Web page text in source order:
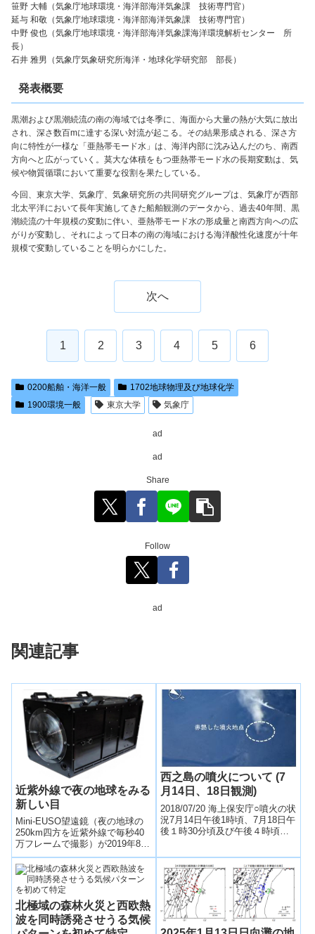
笹野 大輔（気象庁地球環境・海洋部海洋気象課 技術専門官）
延与 和敬（気象庁地球環境・海洋部海洋気象課 技術専門官）
中野 俊也（気象庁地球環境・海洋部海洋気象課海洋環境解析センター 所
長）
石井 雅男（気象庁気象研究所海洋・地球化学研究部 部長）
発表概要
黒潮および黒潮続流の南の海域では冬季に、海面から大量の熱が大気に放出
され、深さ数百mに達する深い対流が起こる。その結果形成される、深さ方
向に特性が一様な「亜熱帯モード水」は、海洋内部に沈み込んだのち、南西
方向へと広がっていく。莫大な体積をもつ亜熱帯モード水の長期変動は、気
候や物質循環において重要な役割を果たしている。
今回、東京大学、気象庁、気象研究所の共同研究グループは、気象庁が西部
北太平洋において長年実施してきた船舶観測のデータから、過去40年間、黒
潮続流の十年規模の変動に伴い、亜熱帯モード水の形成量と南西方向への広
がりが変動し、それによって日本の南の海域における海洋酸性化速度が十年
規模で変動していることを明らかにした。
次へ
1 2 3 4 5 6
0200船舶・海洋一般
1702地球物理及び地球化学
1900環境一般
東京大学 気象庁
ad
ad
Share
Follow
ad
関連記事
近紫外線で夜の地球をみる
新しい目
Mini-EUSO望遠鏡（夜の地球の
250km四方を近紫外線で毎秒40
万フレームで撮影）が2019年8月
22日（日本時間）、ロシアのソ
ユーズロケットによって、バイ
コヌール宇宙基地（カザフスタ
ン）より国際宇宙ステーション
に向けて打ち上げらる。
西之島の噴火について (7
月14日、18日観測)
2018/07/20 海上保安庁○噴火の状
況7月14日午後1時頃、7月18日午
後１時30分頃及び午後４時頃、
北極域の森林火災と西欧熱
波を同時誘発させうる気候